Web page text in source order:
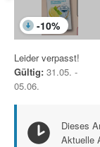
-10%
Leider verpasst!
Gültig: 31.05. -
05.06.
Dieses
Aktuelle